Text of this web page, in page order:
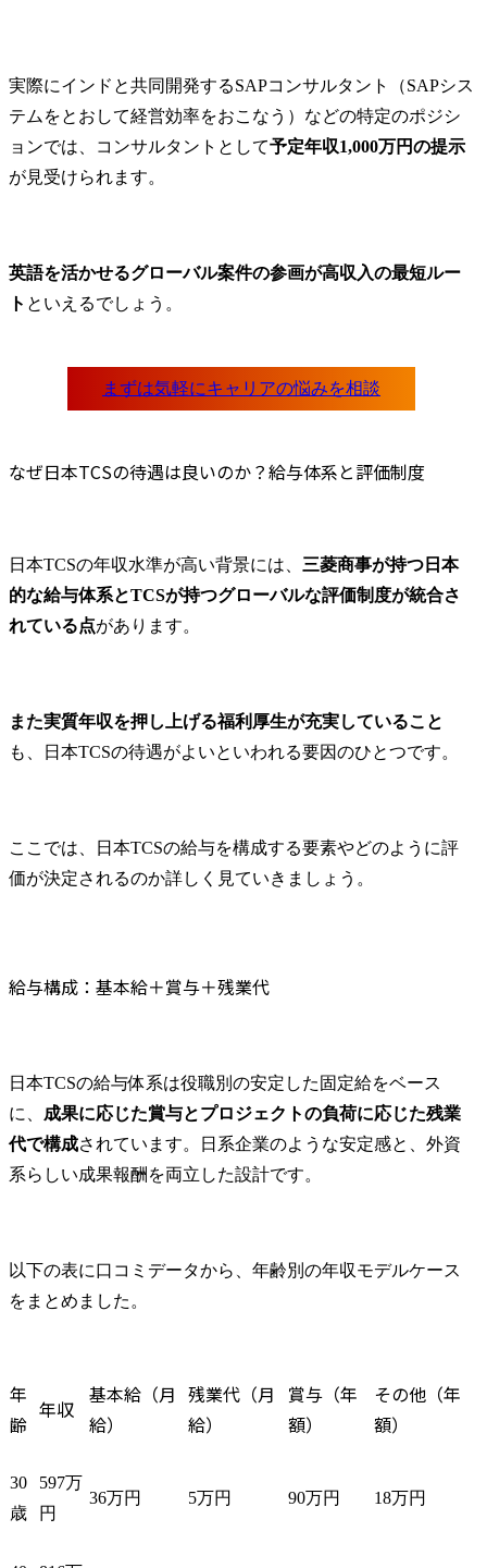
実際にインドと共同開発するSAPコンサルタント（SAPシス
テムをとおして経営効率をおこなう）などの特定のポジシ
ョンでは、コンサルタントとして予定年収1,000万円の提示
が見受けられます。
英語を活かせるグローバル案件の参画が高収入の最短ルー
ト といえるでしょう。
なぜ日本TCSの待遇は良いのか？給与体系と評価制度
日本TCSの年収水準が高い背景には、 三菱商事が持つ日本
的な給与体系とTCSが持つグローバルな評価制度が統合さ
れている点があります。
また実質年収を押し上げる福利厚生が充実していること
も、日本TCSの待遇がよいといわれる要因のひとつです。
ここでは、日本TCSの給与を構成する要素やどのように評
価が決定されるのか詳しく見ていきましょう。
給与構成：基本給＋賞与＋残業代
日本TCSの給与体系は役職別の安定した固定給をベース
に、 成果に応じた賞与とプロジェクトの負荷に応じた残業
代で構成されています。日系企業のような安定感と、外資
系らしい成果報酬を両立した設計です。
以下の表に口コミデータから、年齢別の年収モデルケース
をまとめました。
年
齢
年収
基本給（月
給）
残業代（月
給）
賞与（年
額）
その他（年
額）
30
歳
597万
円
36万円 5万円 90万円 18万円